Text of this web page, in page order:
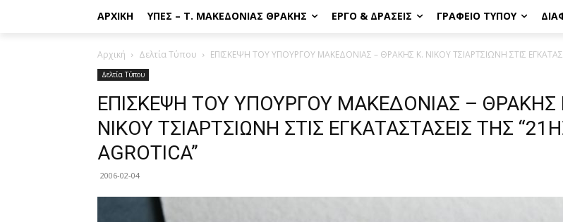
ΑΡΧΙΚΉ ΥΠΕΣ – Τ. ΜΑΚΕΔΟΝΊΑΣ ΘΡΆΚΗΣ ΈΡΓΟ & ΔΡΆΣΕΙΣ ΓΡΑΦΕΊΟ ΤΎΠΟΥ
Αρχική Δελτία Τύπου ΕΠΙΣΚΕΨΗ ΤΟΥ ΥΠΟΥΡΓΟΥ ΜΑΚΕΔΟΝΙΑΣ – ΘΡΑΚΗΣ Κ. ΝΙΚΟΥ ΤΣΙΑΡΤΣΙΩΝΗ ΣΤΙΣ
Δελτία Τύπου
ΕΠΙΣΚΕΨΗ ΤΟΥ ΥΠΟΥΡΓΟΥ ΜΑΚΕΔΟΝΙΑΣ – ΘΡΑΚΗΣ
ΝΙΚΟΥ ΤΣΙΑΡΤΣΙΩΝΗ ΣΤΙΣ ΕΓΚΑΤΑΣΤΑΣΕΙΣ ΤΗΣ
AGROTICA”
2006-02-04